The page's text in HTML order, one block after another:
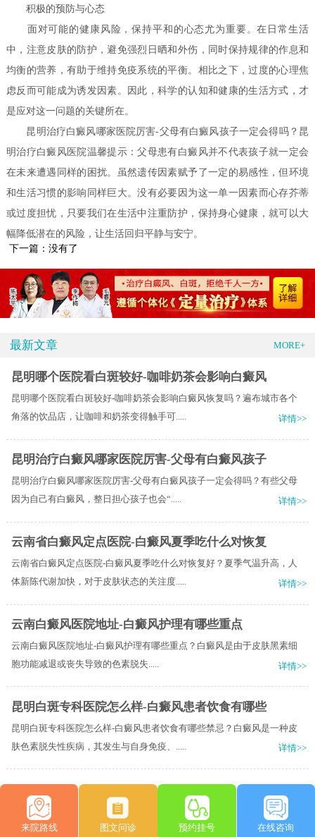
积极的预防与心态
面对可能的健康风险，保持平和的心态尤为重要。在日常生活
中，注意皮肤的防护，避免强烈日晒和外伤，同时保持规律的作息和
均衡的营养，有助于维持免疫系统的平衡。相比之下，过度的心理焦
虑反而可能成为诱发因素。因此，科学的认知和健康的生活方式，才
是应对这一问题的关键所在。
昆明治疗白癜风哪家医院厉害-父母有白癜风孩子一定会得吗？昆
明治疗白癜风医院温馨提示：父母患有白癜风并不代表孩子就一定会
在未来遭遇同样的困扰。虽然遗传因素赋予了一定的易感性，但环境
和生活习惯的影响同样巨大。没有必要因为这一单一因素而心存芥蒂
或过度担忧，只要我们在生活中注重防护，保持身心健康，就可以大
幅降低潜在的风险，让生活回归平静与安宁。
下一篇：没有了
最新文章 MORE+
昆明哪个医院看白斑较好-咖啡奶茶会影响白癜风
昆明哪个医院看白斑较好-咖啡奶茶会影响白癜风恢复吗？遍布城市各个
角落的饮品店，让咖啡和奶茶变得触手可.....
详情>>
昆明治疗白癜风哪家医院厉害-父母有白癜风孩子
昆明治疗白癜风哪家医院厉害-父母有白癜风孩子一定会得吗？有些父母
因为自己有白癜风，整日担心孩子也会“.....
详情>>
云南省白癜风定点医院-白癜风夏季吃什么对恢复
云南省白癜风定点医院-白癜风夏季吃什么对恢复好？夏季气温升高，人
体新陈代谢加快，对于皮肤状态的关注度.....
详情>>
云南白癜风医院地址-白癜风护理有哪些重点
云南白癜风医院地址-白癜风护理有哪些重点？​白癜风是由于皮肤黑素细
胞功能减退或丧失导致的色素脱失.....
详情>>
昆明白斑专科医院怎么样-白癜风患者饮食有哪些
昆明白斑专科医院怎么样-白癜风患者饮食有哪些禁忌？白癜风是一种皮
肤色素脱失性疾病，其发生与自身免疫、.....
详情>>
来院路线 图文问诊 预约挂号 在线咨询